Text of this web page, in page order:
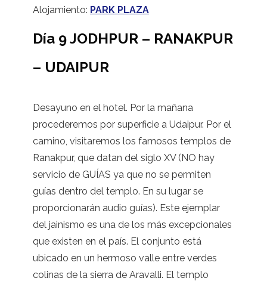
Alojamiento: PARK PLAZA
Día 9 JODHPUR – RANAKPUR
– UDAIPUR
Desayuno en el hotel. Por la mañana
procederemos por superficie a Udaipur. Por el
camino, visitaremos los famosos templos de
Ranakpur, que datan del siglo XV (NO hay
servicio de GUÍAS ya que no se permiten
guías dentro del templo. En su lugar se
proporcionarán audio guías). Este ejemplar
del jainismo es una de los más excepcionales
que existen en el país. El conjunto está
ubicado en un hermoso valle entre verdes
colinas de la sierra de Aravalli. El templo